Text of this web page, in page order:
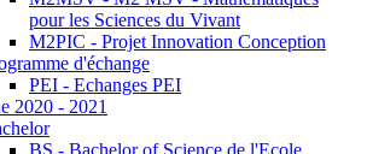
pour les Sciences du Vivant
M2PIC - Projet Innovation Conception
d'échange
PEI - Echanges PEI
2020 - 2021
BS - Bachelor of Science de l'Ecole